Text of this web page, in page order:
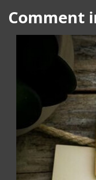
Comment